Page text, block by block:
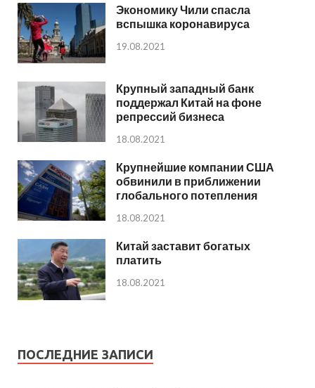
Экономику Чили спасла
вспышка коронавируса
19.08.2021
Крупный западный банк
поддержал Китай на фоне
репрессий бизнеса
18.08.2021
Крупнейшие компании США
обвинили в приближении
глобального потепления
18.08.2021
Китай заставит богатых
платить
18.08.2021
ПОСЛЕДНИЕ ЗАПИСИ